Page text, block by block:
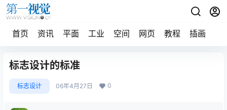
首页 资讯 平面 工业 空间 网页 教程 插画
标志设计的标准
标志设计 06年4月27日 0